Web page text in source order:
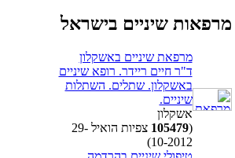
מרפאות שיניים בישראל
מרפאת שיניים באשקלון
ד"ר חיים ריידר. רופא שיניים
באשקלון. שתלים. השתלות
שיניים.
אשקלון
(
105479
צפיות הואיל 29-
10-2012)